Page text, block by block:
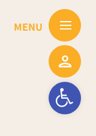
Ouvrir la